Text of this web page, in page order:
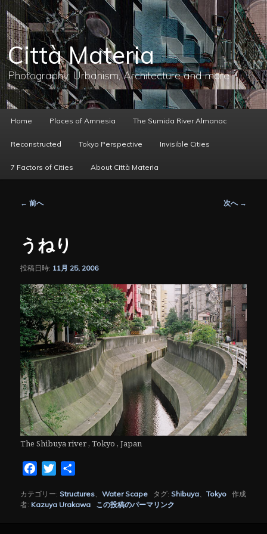
メ
イ
ン
コ
ン
テ
ン
へ
移
動
Città Materia
Photography, Urbanism, Architecture and more
ー
Home Places of Amnesia The Sumida River Almanac
Reconstructed Tokyo Perspective Invisible Cities
7 Factors of Cities About Città Materia
ビ
ゲ
ー
シ
ン
← 前へ 次へ →
うねり
投稿日時: 11月 25, 2006
The Shibuya river , Tokyo , Japan
FacebookTwitter
カテゴリー: Structures、Water Scape タグ: Shibuya、Tokyo 作成
者: Kazuya Urakawa この投稿のパーマリンク